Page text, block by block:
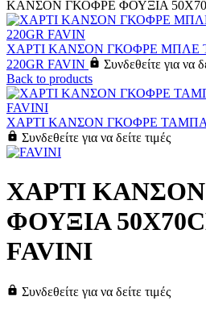
ΚΑΝΣΟΝ ΓΚΟΦΡΕ ΦΟΥΞΙΑ
ΧΑΡΤΙ ΚΑΝΣΟΝ ΓΚΟΦΡΕ ΜΠΛΕ
220GR FAVIN
Συνδεθείτε για να
Back to products
ΧΑΡΤΙ ΚΑΝΣΟΝ ΓΚΟΦΡΕ ΤΑΜΠΑ
Συνδεθείτε για να δείτε τιμές
ΧΑΡΤΙ
ΦΟΥΞΙΑ
FAVINI
Συνδεθείτε για να δείτε τιμές